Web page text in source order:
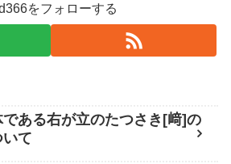
をフォローする
ある右が立のたつさき[﨑]の
て